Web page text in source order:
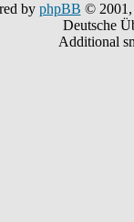
by phpBB © 2001,
Deutsche
Additional